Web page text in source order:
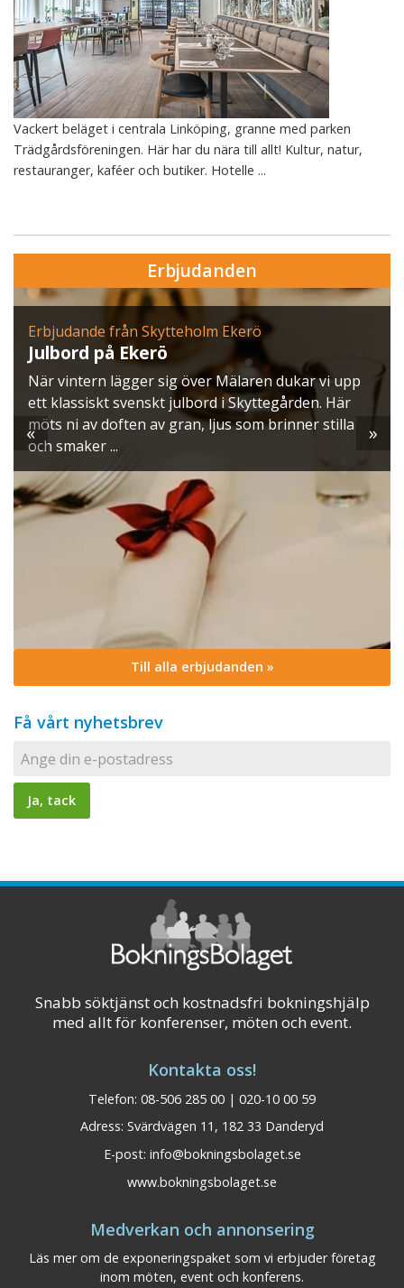
Vackert beläget i centrala Linköping, granne med parken
Trädgårdsföreningen. Här har du nära till allt! Kultur, natur,
restauranger, kaféer och butiker. Hotelle ...
Erbjudanden
Erbjudande från Skytteholm Ekerö
Julbord på Ekerö
När vintern lägger sig över Mälaren dukar vi upp
ett klassiskt svenskt julbord i Skyttegården. Här
möts ni av doften av gran, ljus som brinner stilla
och smaker ...
« »
Till alla erbjudanden »
Få vårt nyhetsbrev
Snabb söktjänst och kostnadsfri bokningshjälp
med allt för konferenser, möten och event.
Kontakta oss!
Telefon: 08-506 285 00 | 020-10 00 59
Adress: Svärdvägen 11, 182 33 Danderyd
E-post: info@bokningsbolaget.se
www.bokningsbolaget.se
Medverkan och annonsering
Läs mer om de exponeringspaket som vi erbjuder företag
inom möten, event och konferens.